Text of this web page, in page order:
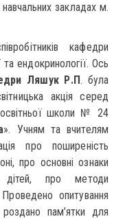
закладах м.
кафедри
та ендокринології. Ось
Ляшук Р.П. була
акція серед
школи № 24
». Учням та вчителям
про поширеність
про основні ознаки
дітей, про методи
Проведено опитування
пам’ятки для